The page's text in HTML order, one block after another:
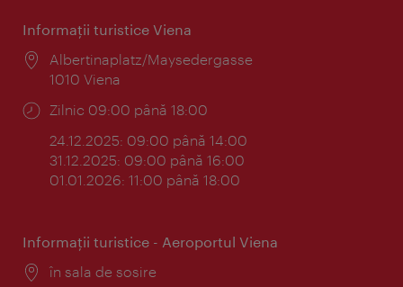
Informaţii turistice Viena
Locul:
Albertinaplatz/Maysedergasse
1010 Viena
Program:
Zilnic 09:00 până 18:00
24.12.2025: 09:00 până 14:00
31.12.2025: 09:00 până 16:00
01.01.2026: 11:00 până 18:00
Informaţii turistice - Aeroportul Viena
Locul:
în sala de sosire